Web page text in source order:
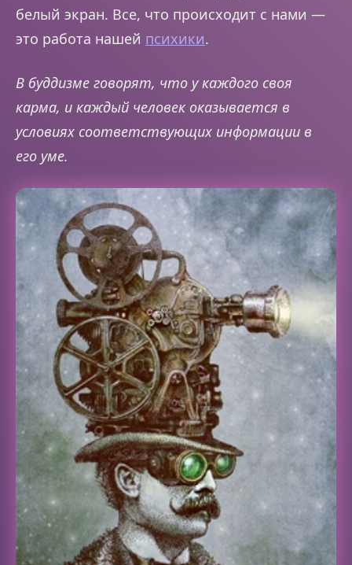
белый экран. Все, что происходит с нами —
это работа нашей психики.
В буддизме говорят, что у каждого своя
карма, и каждый человек оказывается в
условиях соответствующих информации в
его уме.